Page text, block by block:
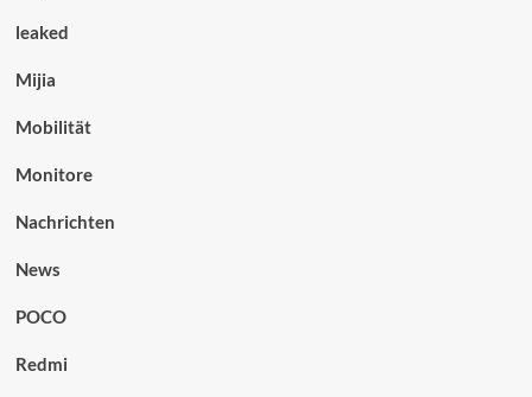
leaked
Mijia
Mobilität
Monitore
Nachrichten
News
POCO
Redmi